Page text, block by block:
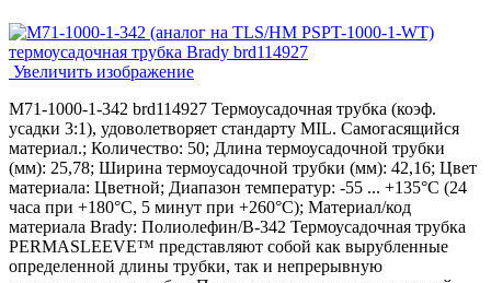
Увеличить изображение
M71-1000-1-342 brd114927 Термоусадочная трубка (коэф.
усадки 3:1), удоволетворяет стандарту MIL. Самогасящийся
материал.; Количество: 50; Длина термоусадочной трубки
(мм): 25,78; Ширина термоусадочной трубки (мм): 42,16; Цвет
материала: Цветной; Диапазон температур: -55 ... +135°С (24
часа при +180°С, 5 минут при +260°С); Материал/код
материала Brady: Полиолефин/В-342 Термоусадочная трубка
PERMASLEEVE™ представляют собой как вырубленные
определенной длины трубки, так и непрерывную